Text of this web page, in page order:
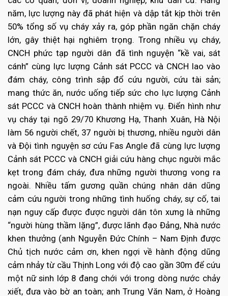
năm, lực lượng này đã phát hiện và dập tắt kịp thời trên
50% tổng số vụ cháy xảy ra, góp phần ngăn chặn cháy
lớn, gây thiệt hại nghiêm trọng. Trong nhiều vụ cháy,
CNCH phức tạp người dân đã tình nguyện “kề vai, sát
cánh” cùng lực lượng Cảnh sát PCCC và CNCH lao vào
đám cháy, công trình sập đổ cứu người, cứu tài sản;
mang thức ăn, nước uống tiếp sức cho lực lượng Cảnh
sát PCCC và CNCH hoàn thành nhiệm vụ. Điển hình như
vụ cháy tại ngõ 29/70 Khương Hạ, Thanh Xuân, Hà Nội
làm 56 người chết, 37 người bị thương, nhiều người dân
và Đội tình nguyện sơ cứu Fas Angle đã cùng lực lượng
Cảnh sát PCCC và CNCH giải cứu hàng chục người mắc
kẹt trong đám cháy, đưa những người thương vong ra
ngoài. Nhiều tấm gương quần chúng nhân dân dũng
cảm cứu người trong những tình huống cháy, sự cố, tai
nạn nguy cấp được được người dân tôn xưng là những
“người hùng thầm lặng”, được lãnh đạo Đảng, Nhà nước
khen thưởng (anh Nguyễn Đức Chính – Nam Định được
Chủ tịch nước cảm ơn, khen ngợi về hành động dũng
cảm nhảy từ cầu Thịnh Long với độ cao gần 30m để cứu
một nữ sinh lớp 8 đang chới với trong dòng nước chảy
xiết, đưa vào bờ an toàn; anh Trung Văn Nam, ở Hoàng